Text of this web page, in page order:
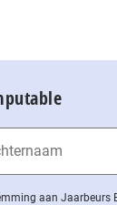
aan Jaarbeurs